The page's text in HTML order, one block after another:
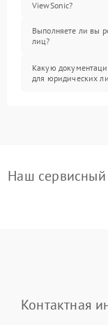
ViewSonic?
Выполняете ли вы
лиц?
Какую
для юридических
Наш
Контактная